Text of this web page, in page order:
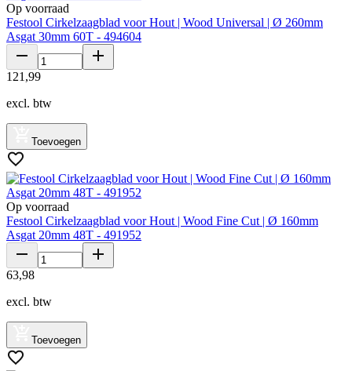
Op voorraad
Festool Cirkelzaagblad voor Hout | Wood Universal | Ø 260mm
Asgat 30mm 60T - 494604
121 ,99
excl. btw
Toevoegen
Op voorraad
Festool Cirkelzaagblad voor Hout | Wood Fine Cut | Ø 160mm
Asgat 20mm 48T - 491952
63,98
excl. btw
Toevoegen